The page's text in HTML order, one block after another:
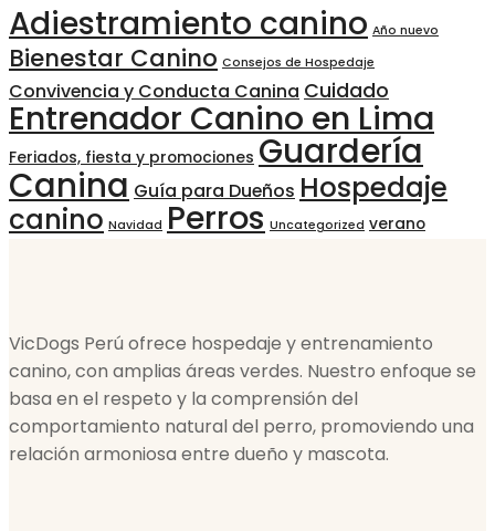
Adiestramiento canino Año nuevo
Bienestar Canino Consejos de Hospedaje
Convivencia y Conducta Canina Cuidado
Entrenador Canino en Lima
Feriados, fiesta y promociones Guardería
Canina Guía para Dueños Hospedaje
canino Navidad Perros Uncategorized verano
VicDogs Perú ofrece hospedaje y entrenamiento
canino, con amplias áreas verdes. Nuestro enfoque se
basa en el respeto y la comprensión del
comportamiento natural del perro, promoviendo una
relación armoniosa entre dueño y mascota.